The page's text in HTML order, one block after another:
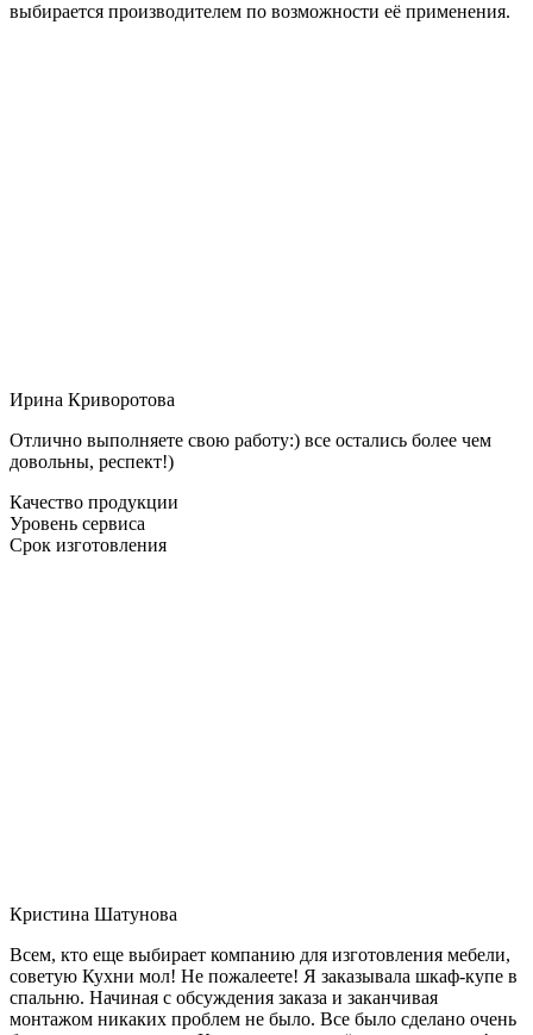
выбирается производителем по возможности её применения.
Ирина Криворотова
Отлично выполняете свою работу:) все остались более чем
довольны, респект!)
Качество продукции
Уровень сервиса
Срок изготовления
Кристина Шатунова
Всем, кто еще выбирает компанию для изготовления мебели,
советую Кухни мол! Не пожалеете! Я заказывала шкаф-купе в
спальню. Начиная с обсуждения заказа и заканчивая
монтажом никаких проблем не было. Все было сделано очень